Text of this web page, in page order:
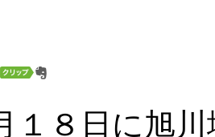
１８日に旭